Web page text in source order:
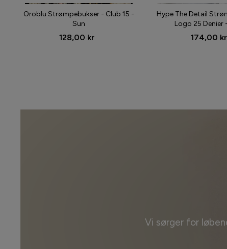
Oroblu Strømpebukser - Club 15 -
Sun
128,00 kr
Hype The Detail
Logo 25 Denier
174,00 kr
Vi sørger for